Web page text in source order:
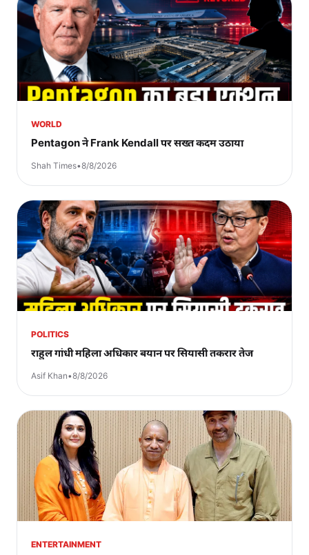
WORLD
Pentagon ने Frank Kendall पर सख्त कदम उठाया
Shah Times•8/8/2026
POLITICS
राहुल गांधी महिला अधिकार बयान पर सियासी तकरार तेज
Asif Khan•8/8/2026
ENTERTAINMENT